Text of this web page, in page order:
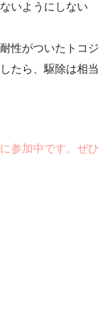
いようにしない
性がついたトコジ
たら、駆除は相当
参加中です。ぜひ